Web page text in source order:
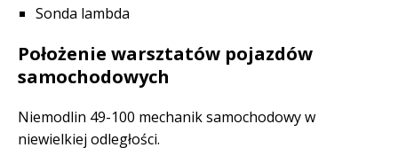
Sonda lambda
Położenie warsztatów pojazdów
samochodowych
Niemodlin 49-100 mechanik samochodowy w
niewielkiej odległości.